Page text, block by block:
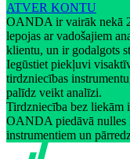
ATVER KONTU
OANDA ir vairāk nekā
lepojas ar vadošajiem
klientu, un ir godalgots
Iegūstiet piekļuvi
tirdzniecības
palīdz veikt analīzi.
Tirdzniecība bez liekām
OANDA piedāvā nulles
instrumentiem un